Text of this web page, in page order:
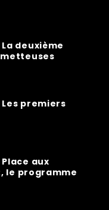
deuxième
Les premiers
aux
le programme